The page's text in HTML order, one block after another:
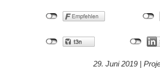
29. Juni 2019 |